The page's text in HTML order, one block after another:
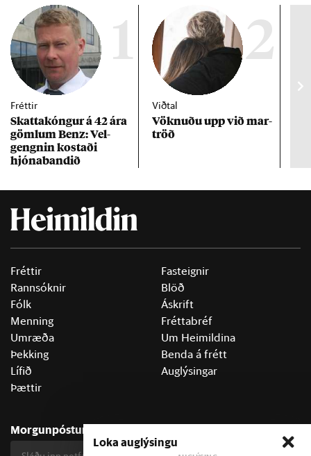
1
Fréttir
Skattakóng­ur á 42 ára
göml­um Benz: Vel­
gengn­in kostaði
hjóna­band­ið
2
Viðtal
Vökn­uðu upp við mar­
tröð
Fréttir
Rannsóknir
Fólk
Menning
Umræða
Þekking
Lífið
Þættir
Fasteignir
Blöð
Áskrift
Fréttabréf
Um Heimildina
Benda á frétt
Auglýsingar
Morgunpósturinn
Loka auglýsingu